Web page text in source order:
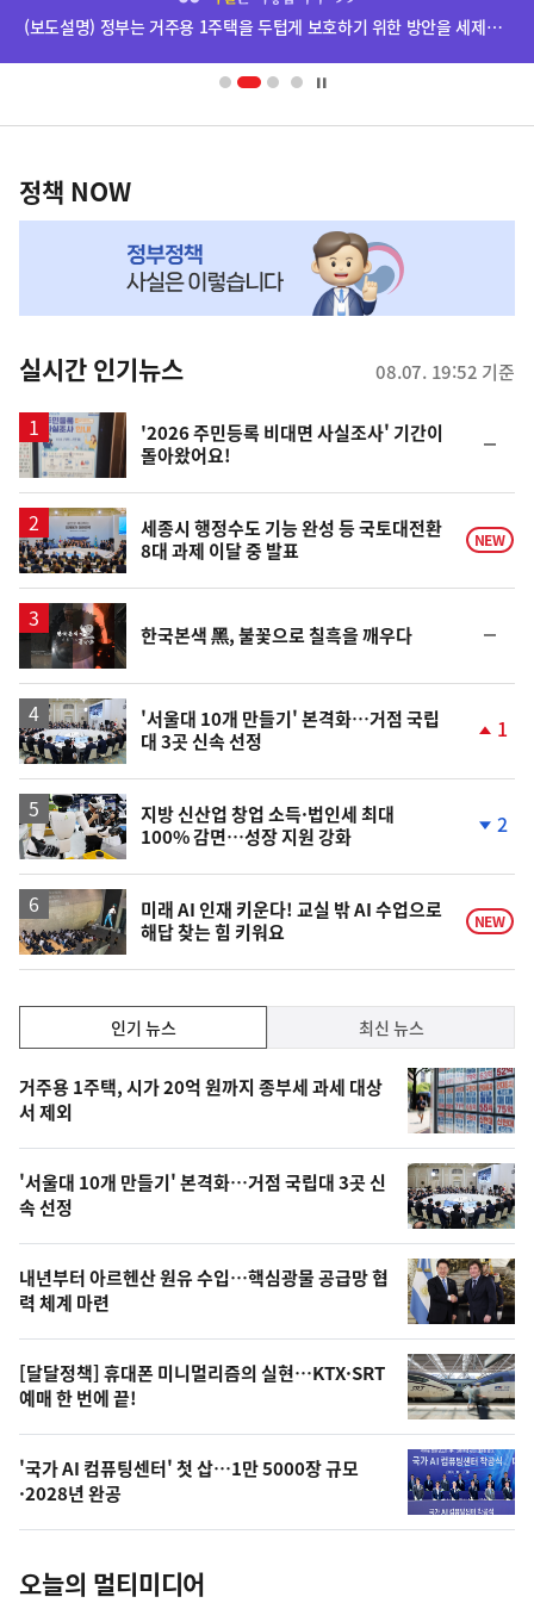
영
(보도설명) 정부는 거주용 1주택을 두텁게 보호하기 위한 방안을 세제개편안에 담았습니다.
책
NOW,
뉴
스
정책 NOW
실시간 인기뉴스 08.07. 19:52 기준
'2026 주민등록 비대면 사실조사' 기간이
돌아왔어요!
일
세종시 행정수도 기능 완성 등 국토대전환
8대 과제 이달 중 발표
NEW
영
상
한국본색 黑, 불꽃으로 칠흑을 깨우다
일
'서울대 10개 만들기' 본격화…거점 국립
대 3곳 신속 선정
상
1
지방 신산업 창업 소득·법인세 최대
100% 감면…성장 지원 강화
하
락
2
미래 AI 인재 키운다! 교실 밖 AI 수업으로
해답 찾는 힘 키워요
NEW
기,
최
신,
오
늘
의
영
상
오
늘
의
사
진
인기 뉴스 최신 뉴스
기
뉴
스
거주용 1주택, 시가 20억 원까지 종부세 과세 대상
서 제외
'서울대 10개 만들기' 본격화…거점 국립대 3곳 신
속 선정
내년부터 아르헨산 원유 수입…핵심광물 공급망 협
력 체계 마련
[달달정책] 휴대폰 미니멀리즘의 실현…KTX·SRT
예매 한 번에 끝!
'국가 AI 컴퓨팅센터' 첫 삽…1만 5000장 규모
·2028년 완공
오늘의 멀티미디어